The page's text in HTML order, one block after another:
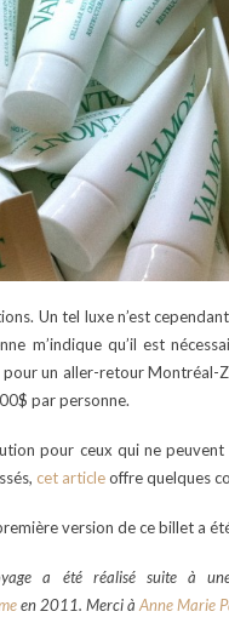
Un tel luxe n’est
m’indique qu’il est
un aller-retour Montréal-
par personne.
pour ceux qui ne
cet articleoffre quelques
version de ce billet a
a été réalisé suite à
en 2011. Merci àAnne Marie